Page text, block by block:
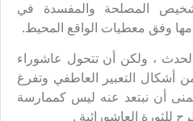
المصلحة والمفسدة في
وفق معطيات الواقع المحيط.
، ولكن أن تتحول عاشوراء
التعبير العاطفي وتفرغ
أن نبتعد عنه ليس كممارسة
للثورة العاشورائية .